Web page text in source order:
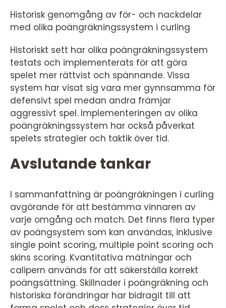
Historisk genomgång av för- och nackdelar
med olika poängräkningssystem i curling
Historiskt sett har olika poängräkningssystem
testats och implementerats för att göra
spelet mer rättvist och spännande. Vissa
system har visat sig vara mer gynnsamma för
defensivt spel medan andra främjar
aggressivt spel. Implementeringen av olika
poängräkningssystem har också påverkat
spelets strategier och taktik över tid.
Avslutande tankar
I sammanfattning är poängräkningen i curling
avgörande för att bestämma vinnaren av
varje omgång och match. Det finns flera typer
av poängsystem som kan användas, inklusive
single point scoring, multiple point scoring och
skins scoring. Kvantitativa mätningar och
calipern används för att säkerställa korrekt
poängsättning. Skillnader i poängräkning och
historiska förändringar har bidragit till att